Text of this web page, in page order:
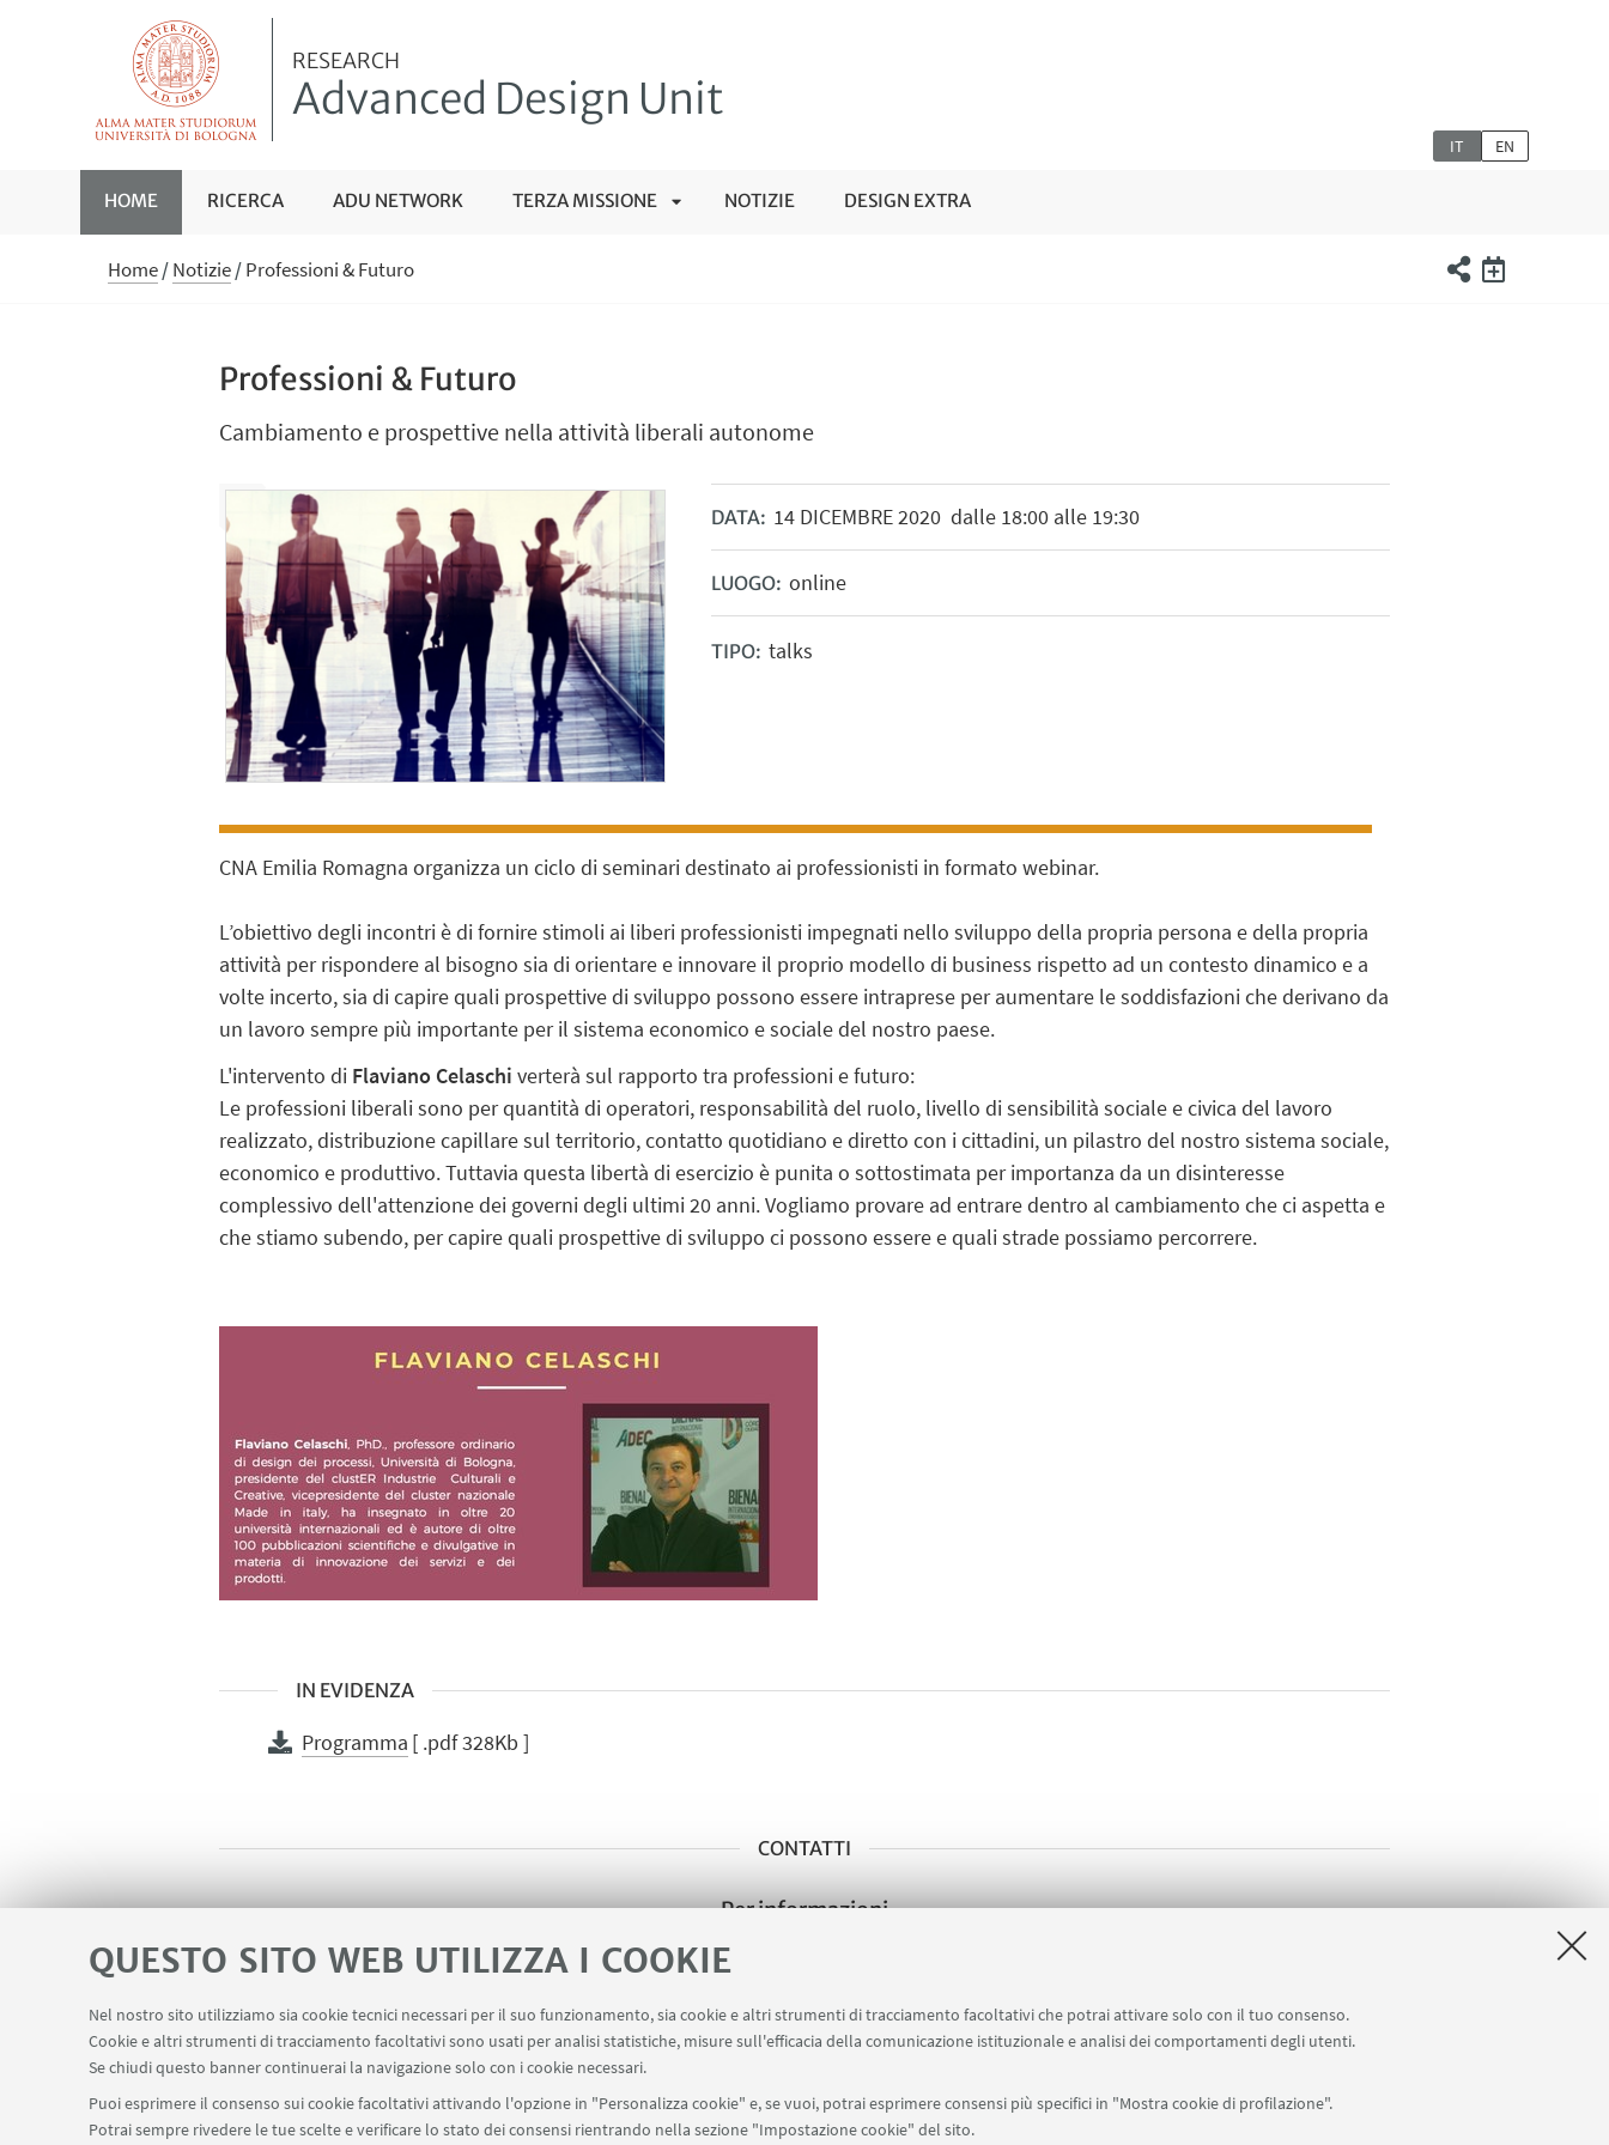
QUESTO SITO WEB UTILIZZA I COOKIE
Nel nostro sito utilizziamo sia cookie tecnici necessari per il suo funzionamento, sia cookie e altri strumenti di tracciamento facoltativi che potrai attivare solo con il tuo consenso.
Cookie e altri strumenti di tracciamento facoltativi sono usati per analisi statistiche, misure sull'efficacia della comunicazione istituzionale e analisi dei comportamenti degli utenti.
Se chiudi questo banner continuerai la navigazione solo con i cookie necessari.
Puoi esprimere il consenso sui cookie facoltativi attivando l'opzione in "Personalizza cookie" e, se vuoi, potrai esprimere consensi più specifici in "Mostra cookie di profilazione".
Potrai sempre rivedere le tue scelte e verificare lo stato dei consensi rientrando nella sezione "Impostazione cookie" del sito.
RESEARCH
Advanced Design Unit
IT EN
HOME RICERCA ADU NETWORK TERZA MISSIONE NOTIZIE DESIGN EXTRA
Home/Notizie/Professioni & Futuro
Professioni & Futuro
Cambiamento e prospettive nella attività liberali autonome
DATA: 14 DICEMBRE2020 dalle 18:00 alle 19:30
LUOGO: online
TIPO: talks
CNA Emilia Romagna organizza un ciclo di seminari destinato ai professionisti in formato webinar.
L’obiettivo degli incontri è di fornire stimoli ai liberi professionisti impegnati nello sviluppo della propria persona e della propria
attività per rispondere al bisogno sia di orientare e innovare il proprio modello di business rispetto ad un contesto dinamico e a
volte incerto, sia di capire quali prospettive di sviluppo possono essere intraprese per aumentare le soddisfazioni che derivano da
un lavoro sempre più importante per il sistema economico e sociale del nostro paese.
L'intervento di Flaviano Celaschiverterà sul rapporto tra professioni e futuro:
Le professioni liberali sono per quantità di operatori, responsabilità del ruolo, livello di sensibilità sociale e civica del lavoro
realizzato, distribuzione capillare sul territorio, contatto quotidiano e diretto con i cittadini, un pilastro del nostro sistema sociale,
economico e produttivo. Tuttavia questa libertà di esercizio è punita o sottostimata per importanza da un disinteresse
complessivo dell'attenzione dei governi degli ultimi 20 anni. Vogliamo provare ad entrare dentro al cambiamento che ci aspetta e
che stiamo subendo, per capire quali prospettive di sviluppo ci possono essere e quali strade possiamo percorrere.
IN EVIDENZA
Programma [ .pdf 328Kb ]
CONTATTI
Per informazioni